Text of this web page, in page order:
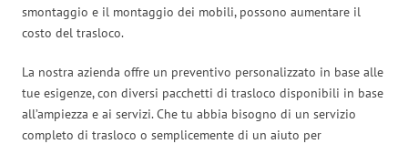
smontaggio e il montaggio dei mobili, possono aumentare il
costo del trasloco.
La nostra azienda offre un preventivo personalizzato in base alle
tue esigenze, con diversi pacchetti di trasloco disponibili in base
all’ampiezza e ai servizi. Che tu abbia bisogno di un servizio
completo di trasloco o semplicemente di un aiuto per